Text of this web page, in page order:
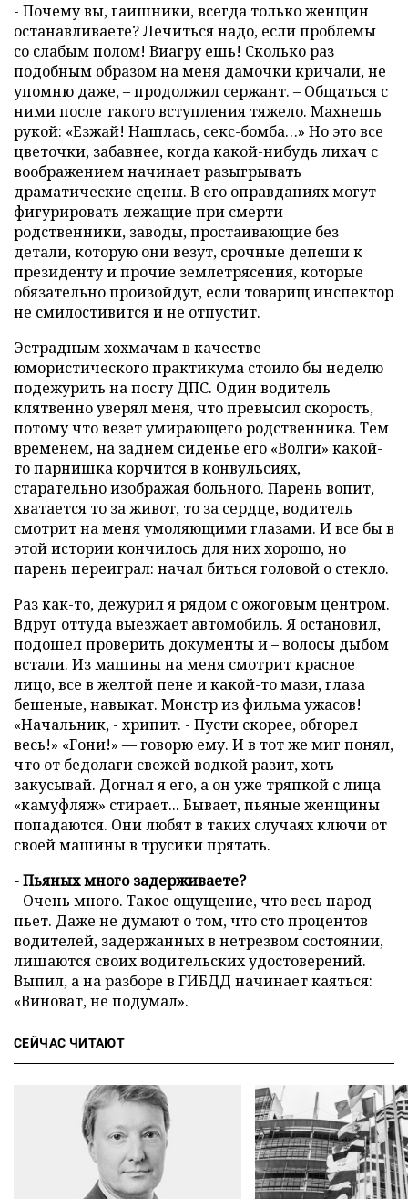
- Почему вы, гаишники, всегда только женщин
останавливаете? Лечиться надо, если проблемы
со слабым полом! Виагру ешь! Сколько раз
подобным образом на меня дамочки кричали, не
упомню даже, – продолжил сержант. – Общаться с
ними после такого вступления тяжело. Махнешь
рукой: «Езжай! Нашлась, секс-бомба…» Но это все
цветочки, забавнее, когда какой-нибудь лихач с
воображением начинает разыгрывать
драматические сцены. В его оправданиях могут
фигурировать лежащие при смерти
родственники, заводы, простаивающие без
детали, которую они везут, срочные депеши к
президенту и прочие землетрясения, которые
обязательно произойдут, если товарищ инспектор
не смилостивится и не отпустит.
Эстрадным хохмачам в качестве
юмористического практикума стоило бы неделю
подежурить на посту ДПС. Один водитель
клятвенно уверял меня, что превысил скорость,
потому что везет умирающего родственника. Тем
временем, на заднем сиденье его «Волги» какой-
то парнишка корчится в конвульсиях,
старательно изображая больного. Парень вопит,
хватается то за живот, то за сердце, водитель
смотрит на меня умоляющими глазами. И все бы в
этой истории кончилось для них хорошо, но
парень переиграл: начал биться головой о стекло.
Раз как-то, дежурил я рядом с ожоговым центром.
Вдруг оттуда выезжает автомобиль. Я остановил,
подошел проверить документы и – волосы дыбом
встали. Из машины на меня смотрит красное
лицо, все в желтой пене и какой-то мази, глаза
бешеные, навыкат. Монстр из фильма ужасов!
«Начальник, - хрипит. - Пусти скорее, обгорел
весь!» «Гони!» — говорю ему. И в тот же миг понял,
что от бедолаги свежей водкой разит, хоть
закусывай. Догнал я его, а он уже тряпкой с лица
«камуфляж» стирает... Бывает, пьяные женщины
попадаются. Они любят в таких случаях ключи от
своей машины в трусики прятать.
- Пьяных много задерживаете?
- Очень много. Такое ощущение, что весь народ
пьет. Даже не думают о том, что сто процентов
водителей, задержанных в нетрезвом состоянии,
лишаются своих водительских удостоверений.
Выпил, а на разборе в ГИБДД начинает каяться:
«Виноват, не подумал».
СЕЙЧАС ЧИТАЮТ